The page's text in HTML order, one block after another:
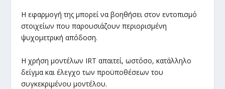
Η εφαρμογή της μπορεί να βοηθήσει στον εντοπισμό
στοιχείων που παρουσιάζουν περιορισμένη
ψυχομετρική απόδοση.
Η χρήση μοντέλων IRT απαιτεί, ωστόσο, κατάλληλο
δείγμα και έλεγχο των προϋποθέσεων του
συγκεκριμένου μοντέλου.